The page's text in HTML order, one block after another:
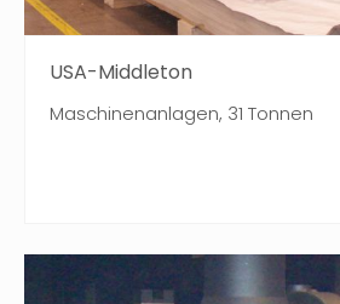
USA-Middleton
Maschinenanlagen, 31 Tonnen